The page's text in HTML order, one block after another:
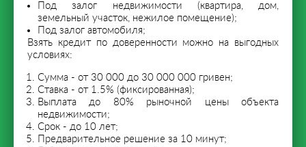
Под залог недвижимости (квартира, дом,
земельный участок, нежилое помещение);
Под залог автомобиля;
Взять кредит по доверенности можно на выгодных
условиях:
Сумма - от 30 000 до 30 000 000 гривен;
Ставка - от 1.5% (фиксированная);
Выплата до 80% рыночной цены объекта
недвижимости;
Срок - до 10 лет;
Предварительное решение за 10 минут;